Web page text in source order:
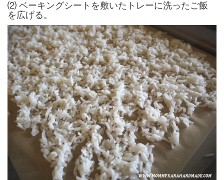
⑵ ベーキングシートを敷いたトレーに洗ったご飯
を広げる。